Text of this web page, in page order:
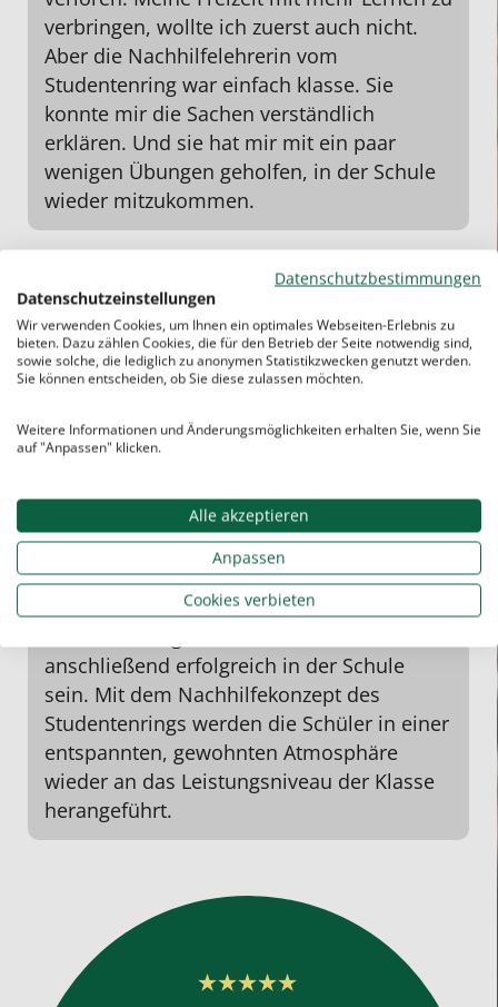
verbringen, wollte ich zuerst auch nicht.
Aber die Nachhilfelehrerin vom
Studentenring war einfach klasse. Sie
konnte mir die Sachen verständlich
erklären. Und sie hat mir mit ein paar
wenigen Übungen geholfen, in der Schule
wieder mitzukommen.
Elfriede Ecker, Lehrerin
Manche Schüler brauchen zusätzliche Lern-
anschließend erfolgreich in der Schule
sein. Mit dem Nachhilfekonzept des
Studentenrings werden die Schüler in einer
entspannten, gewohnten Atmosphäre
wieder an das Leistungsniveau der Klasse
herangeführt.
Datenschutzbestimmungen
Datenschutzeinstellungen
Wir verwenden Cookies, um Ihnen ein optimales Webseiten-Erlebnis zu
bieten. Dazu zählen Cookies, die für den Betrieb der Seite notwendig sind,
sowie solche, die lediglich zu anonymen Statistikzwecken genutzt werden.
Sie können entscheiden, ob Sie diese zulassen möchten.
Weitere Informationen und Änderungsmöglichkeiten erhalten Sie, wenn Sie
auf "Anpassen" klicken.
Alle akzeptieren
Anpassen
Cookies verbieten